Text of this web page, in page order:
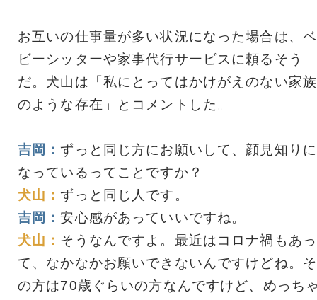
お互いの仕事量が多い状況になった場合は、ベ
ビーシッターや家事代行サービスに頼るそう
だ。犬山は「私にとってはかけがえのない家族
のような存在」とコメントした。
吉岡： ずっと同じ方にお願いして、顔見知りに
なっているってことですか？
犬山： ずっと同じ人です。
吉岡：安心感があっていいですね。
犬山： そうなんですよ。最近はコロナ禍もあっ
て、なかなかお願いできないんですけどね。そ
の方は70歳ぐらいの方なんですけど、めっち